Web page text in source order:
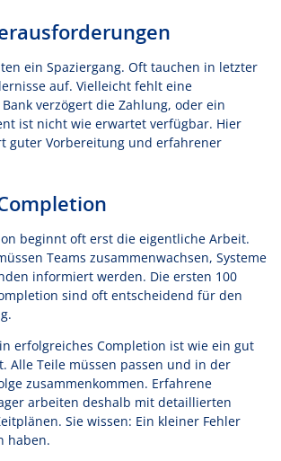
ein Spaziergang. Oft tauchen in letzter
auf. Vielleicht fehlt eine
verzögert die Zahlung, oder ein
ist nicht wie erwartet verfügbar. Hier
guter Vorbereitung und erfahrener
beginnt oft erst die eigentliche Arbeit.
Teams zusammenwachsen, Systeme
informiert werden. Die ersten 100
sind oft entscheidend für den
erfolgreiches Completion ist wie ein gut
Alle Teile müssen passen und in der
zusammenkommen. Erfahrene
arbeiten deshalb mit detaillierten
Sie wissen: Ein kleiner Fehler
haben.